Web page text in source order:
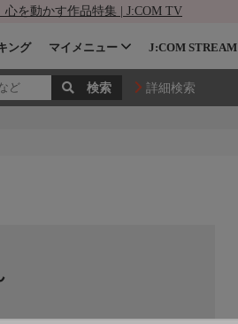
心を動かす作品特集 | J:COM TV
ング マイメニュー J:COM STREAM
詳細検索